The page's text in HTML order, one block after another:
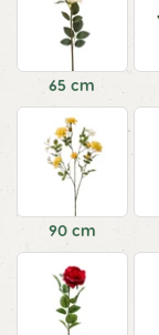
65 cm
90 cm